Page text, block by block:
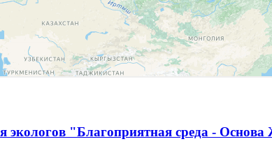
экологов "Благоприятная среда -